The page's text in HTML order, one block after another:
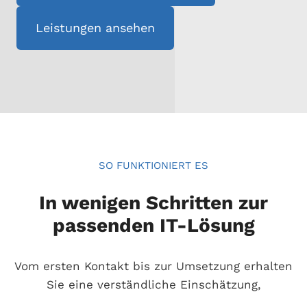
Leistungen ansehen
SO FUNKTIONIERT ES
In wenigen Schritten zur
passenden IT-Lösung
Vom ersten Kontakt bis zur Umsetzung erhalten
Sie eine verständliche Einschätzung,